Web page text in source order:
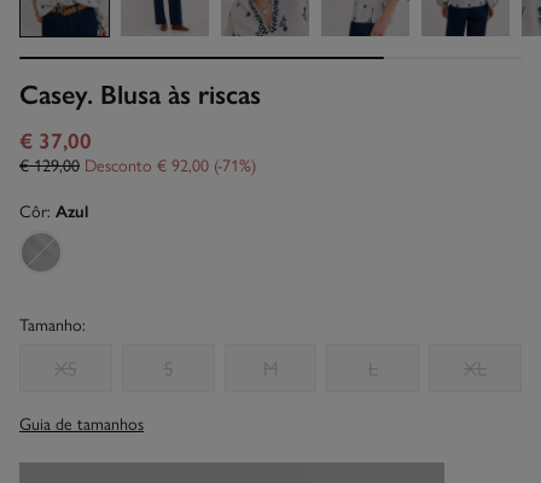
Casey. Blusa às riscas
€ 37,00
€ 129,00 Desconto € 92,00 71
Côr: Azul
Tamanho:
XS S M L XL
Guia de tamanhos